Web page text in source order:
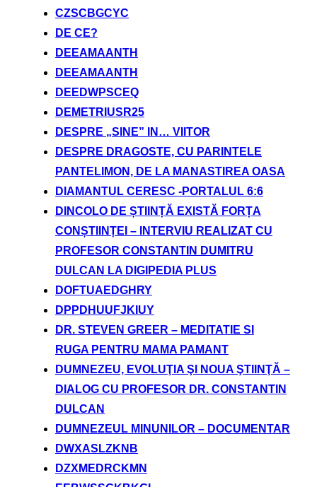
CZSCBGCYC
DE CE?
DEEAMAANTH
DEEAMAANTH
DEEDWPSCEQ
DEMETRIUSR25
DESPRE „SINE” IN… VIITOR
DESPRE DRAGOSTE, CU PARINTELE
PANTELIMON, DE LA MANASTIREA OASA
DIAMANTUL CERESC -PORTALUL 6:6
DINCOLO DE ȘTIINȚĂ EXISTĂ FORȚA
CONȘTIINȚEI – INTERVIU REALIZAT CU
PROFESOR CONSTANTIN DUMITRU
DULCAN LA DIGIPEDIA PLUS
DOFTUAEDGHRY
DPPDHUUFJKIUY
DR. STEVEN GREER – MEDITATIE SI
RUGA PENTRU MAMA PAMANT
DUMNEZEU, EVOLUŢIA ŞI NOUA ŞTIINŢĂ –
DIALOG CU PROFESOR DR. CONSTANTIN
DULCAN
DUMNEZEUL MINUNILOR – DOCUMENTAR
DWXASLZKNB
DZXMEDRCKMN